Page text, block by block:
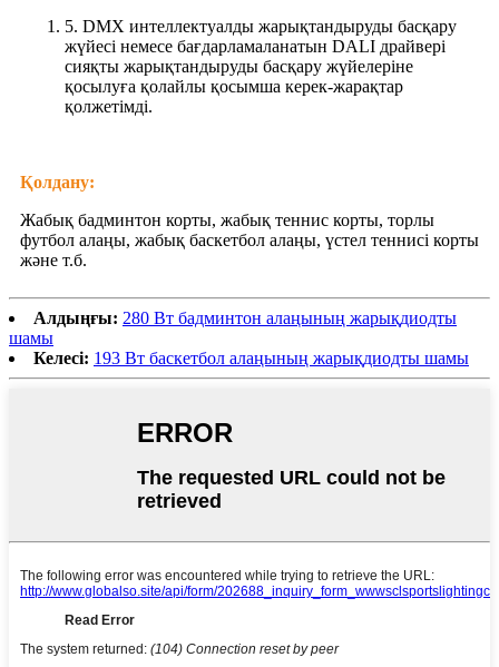
5. DMX интеллектуалды жарықтандыруды басқару
жүйесі немесе бағдарламаланатын DALI драйвері
сияқты жарықтандыруды басқару жүйелеріне
қосылуға қолайлы қосымша керек-жарақтар
қолжетімді.
Қолдану:
Жабық бадминтон корты, жабық теннис корты, торлы
футбол алаңы, жабық баскетбол алаңы, үстел теннисі корты
және т.б.
Алдыңғы: 280 Вт бадминтон алаңының жарықдиодты
шамы
Келесі: 193 Вт баскетбол алаңының жарықдиодты шамы